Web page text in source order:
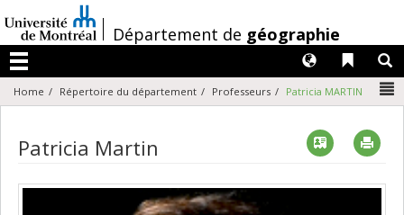
au
contenu
/Département de géographie
Menu
Liens
Langues
Home Répertoire du département Professeurs Patricia MARTIN
Patricia Martin Vcard